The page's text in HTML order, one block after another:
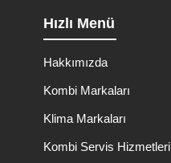
Hızlı Menü
Hakkımızda
Kombi Markaları
Klima Markaları
Kombi Servis Hizmetleri